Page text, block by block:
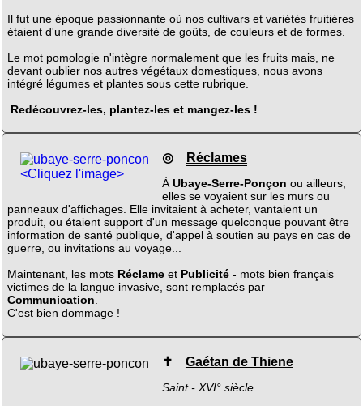
Il fut une époque passionnante où nos cultivars et variétés fruitières
étaient d'une grande diversité de goûts, de couleurs et de formes.
Le mot pomologie n'intègre normalement que les fruits mais, ne
devant oublier nos autres végétaux domestiques, nous avons
intégré légumes et plantes sous cette rubrique.
Redécouvrez-les, plantez-les et mangez-les !
<Cliquez l'image>
◎ Réclames
ÀUbaye-Serre-Ponçon ou ailleurs,
elles se voyaient sur les murs ou
panneaux d'affichages. Elle invitaient à acheter, vantaient un
produit, ou étaient support d'un message quelconque pouvant être
information de santé publique, d'appel à soutien au pays en cas de
guerre, ou invitations au voyage...
Maintenant, les mots Réclameet Publicité- mots bien français
victimes de la langue invasive, sont remplacés par
Communication.
C'est bien dommage !
✝ Gaétan de Thiene
Saint - XVI° siècle